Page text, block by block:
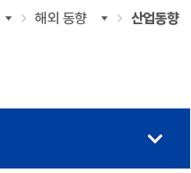
해양바이오
기업현황
해외 동향 산업동향